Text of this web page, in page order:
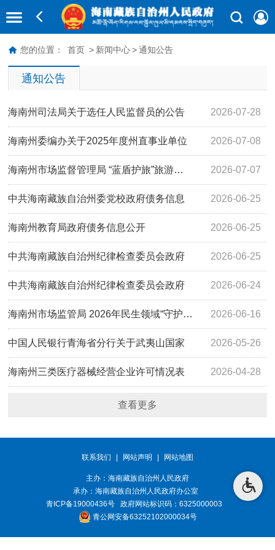
您的位置： 首页 > 新闻中心 > 通知公告
通知公告
2026-07-28
海南州司法局关于选任人民监督员的公告
2026-07-08
海南州委编办关于2025年度州直事业单位
法… 2026-07-07
海南州市场监督管理局 “蓝盾护旅”旅游…
2026-06-25
中共海南藏族自治州委党校政府债务信息
公… 2026-06-25
海南州教育局政府债务信息公开
2026-06-25
中共海南藏族自治州纪律检查委员会政府
债… 2026-06-24
中共海南藏族自治州纪律检查委员会政府
债… 2026-06-16
海南州市场监管局 2026年民生领域“守护…
2026-05-26
中国人民银行青海省分行关于武夷山国家
公… 2026-04-28
海南州三类医疗器械经营企业许可情况表
查看更多
联系我们 网站声明 网站地图
主办：海南藏族自治州人民政府
承办： 海南藏族自治州人民政府办公室
青ICP备19000436号政府网站标识码：6325000003
青公网安备63252102000034号